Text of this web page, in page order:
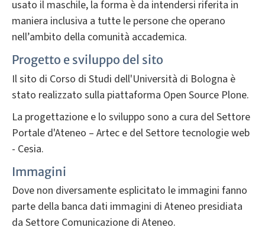
usato il maschile, la forma è da intendersi riferita in
maniera inclusiva a tutte le persone che operano
nell’ambito della comunità accademica.
Progetto e sviluppo del sito
Il sito di Corso di Studi dell'Università di Bologna è
stato realizzato sulla piattaforma Open Source Plone.
La progettazione e lo sviluppo sono a cura del Settore
Portale d'Ateneo – Artec e del Settore tecnologie web
- Cesia.
Immagini
Dove non diversamente esplicitato le immagini fanno
parte della banca dati immagini di Ateneo presidiata
da Settore Comunicazione di Ateneo.